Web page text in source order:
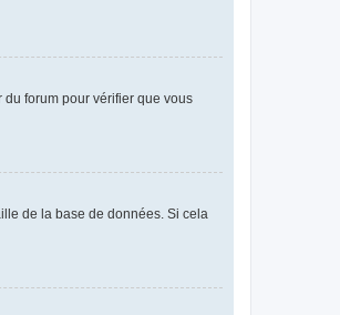
du forum pour vérifier que vous
de la base de données. Si cela